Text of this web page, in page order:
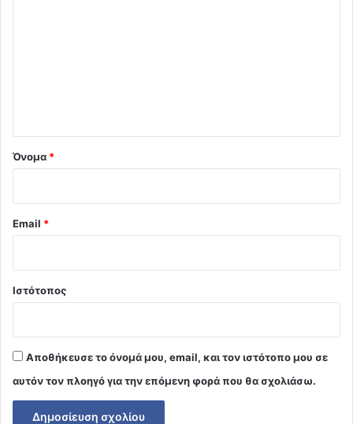
Όνομα *
Email *
Ιστότοπος
Αποθήκευσε το όνομά μου, email, και τον ιστότοπο μου σε
αυτόν τον πλοηγό για την επόμενη φορά που θα σχολιάσω.